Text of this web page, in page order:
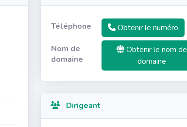
Téléphone
Obtenir le numéro
Nom de
domaine
Obtenir le nom de
domaine
Dirigeant